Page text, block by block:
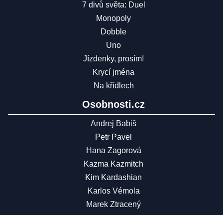
7 divů světa: Duel
Monopoly
Dobble
Uno
Jízdenky, prosím!
Krycí jména
Na křídlech
Osobnosti.cz
Andrej Babiš
Petr Pavel
Hana Zagorová
Kazma Kazmitch
Kim Kardashian
Karlos Vémola
Marek Ztracený